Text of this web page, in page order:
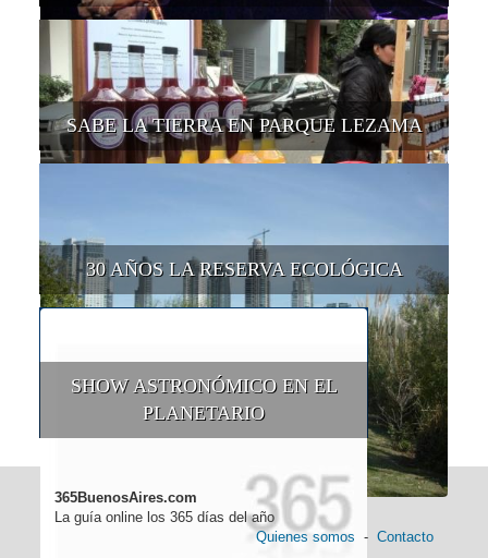
SABE LA TIERRA EN PARQUE LEZAMA
30 AÑOS LA RESERVA ECOLÓGICA
SHOW ASTRONÓMICO EN EL
PLANETARIO
365BuenosAires.com
La guía online los 365 días del año
Quienes somos - Contacto